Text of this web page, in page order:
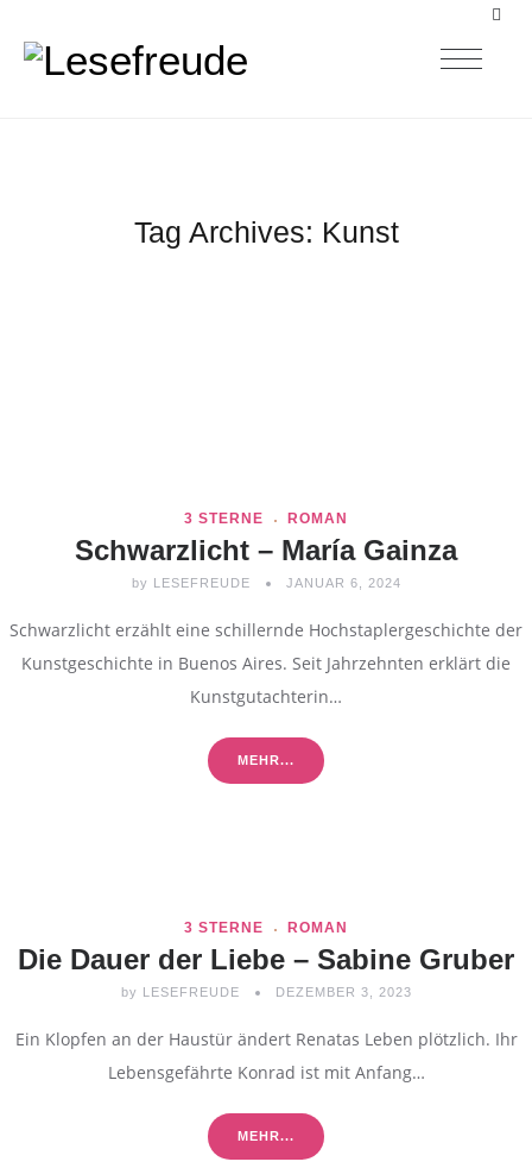
Tag Archives: Kunst
3 STERNE ROMAN
Schwarzlicht – María Gainza
by LESEFREUDE JANUAR 6, 2024
Schwarzlicht erzählt eine schillernde Hochstaplergeschichte der
Kunstgeschichte in Buenos Aires. Seit Jahrzehnten erklärt die
Kunstgutachterin…
MEHR...
3 STERNE ROMAN
Die Dauer der Liebe – Sabine Gruber
by LESEFREUDE DEZEMBER 3, 2023
Ein Klopfen an der Haustür ändert Renatas Leben plötzlich. Ihr
Lebensgefährte Konrad ist mit Anfang…
MEHR...